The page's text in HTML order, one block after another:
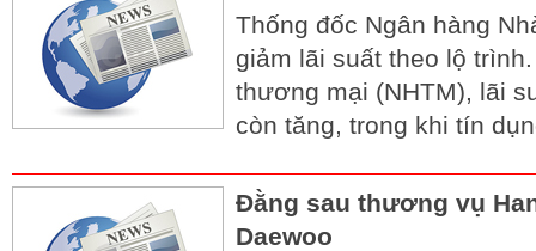
Thống đốc Ngân hàng
giảm lãi suất theo lộ
thương mại (NHTM), lãi
còn tăng, trong khi tín
Đằng sau thương vụ
Daewoo